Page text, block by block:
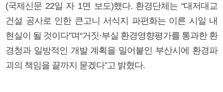
(국제신문 22일 자 1면 보도)했다. 환경단체는 “대저대교
건설 공사로 인한 큰고니 서식지 파편화는 이른 시일 내
현실이 될 것이다”며“거짓·부실 환경영향평가를 통과한 환
경청과 일방적인 개발 계획을 밀어붙인 부산시에 환경파
괴의 책임을 끝까지 묻겠다”고 밝혔다.